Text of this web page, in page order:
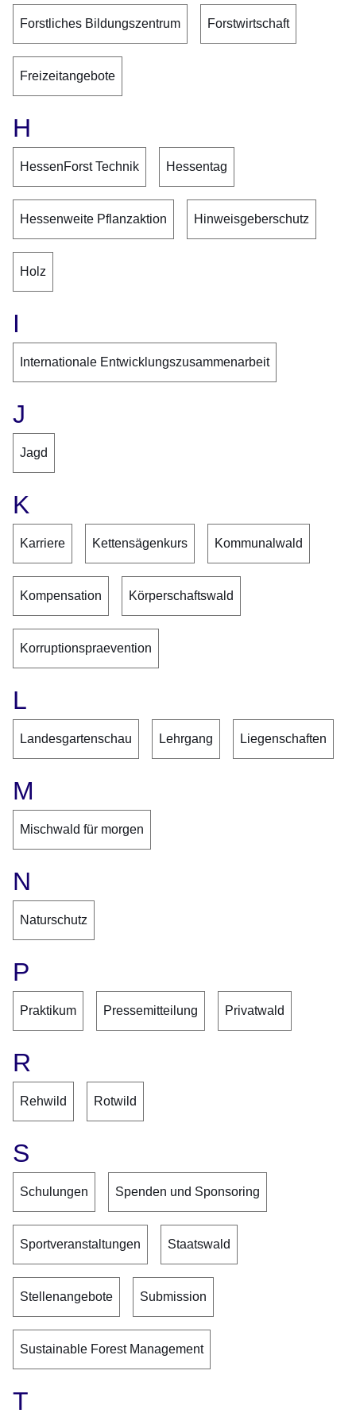
Forstliches Bildungszentrum Forstwirtschaft
Freizeitangebote
H
HessenForst Technik Hessentag
Hessenweite Pflanzaktion Hinweisgeberschutz
Holz
I
Internationale Entwicklungszusammenarbeit
J
Jagd
K
Karriere Kettensägenkurs Kommunalwald
Kompensation Körperschaftswald
Korruptionspraevention
L
Landesgartenschau Lehrgang Liegenschaften
M
Mischwald für morgen
N
Naturschutz
P
Praktikum Pressemitteilung Privatwald
R
Rehwild Rotwild
S
Schulungen Spenden und Sponsoring
Sportveranstaltungen Staatswald
Stellenangebote Submission
Sustainable Forest Management
T